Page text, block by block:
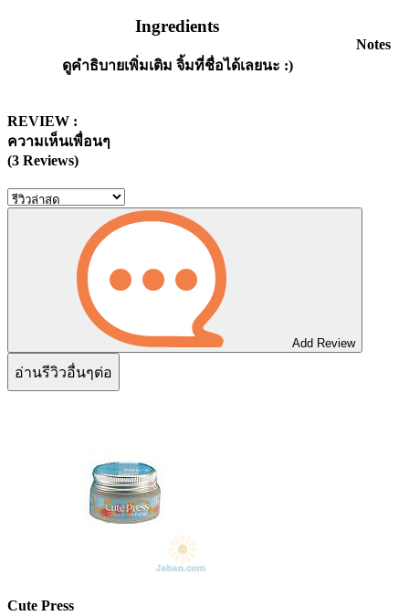
Ingredients
ดูคำธิบายเพิ่มเติม จิ้มที่ชื่อได้เลยนะ :)
Notes
REVIEW :
ความเห็นเพื่อนๆ
(3 Reviews)
Add Review
อ่านรีวิวอื่นๆต่อ
Cute Press